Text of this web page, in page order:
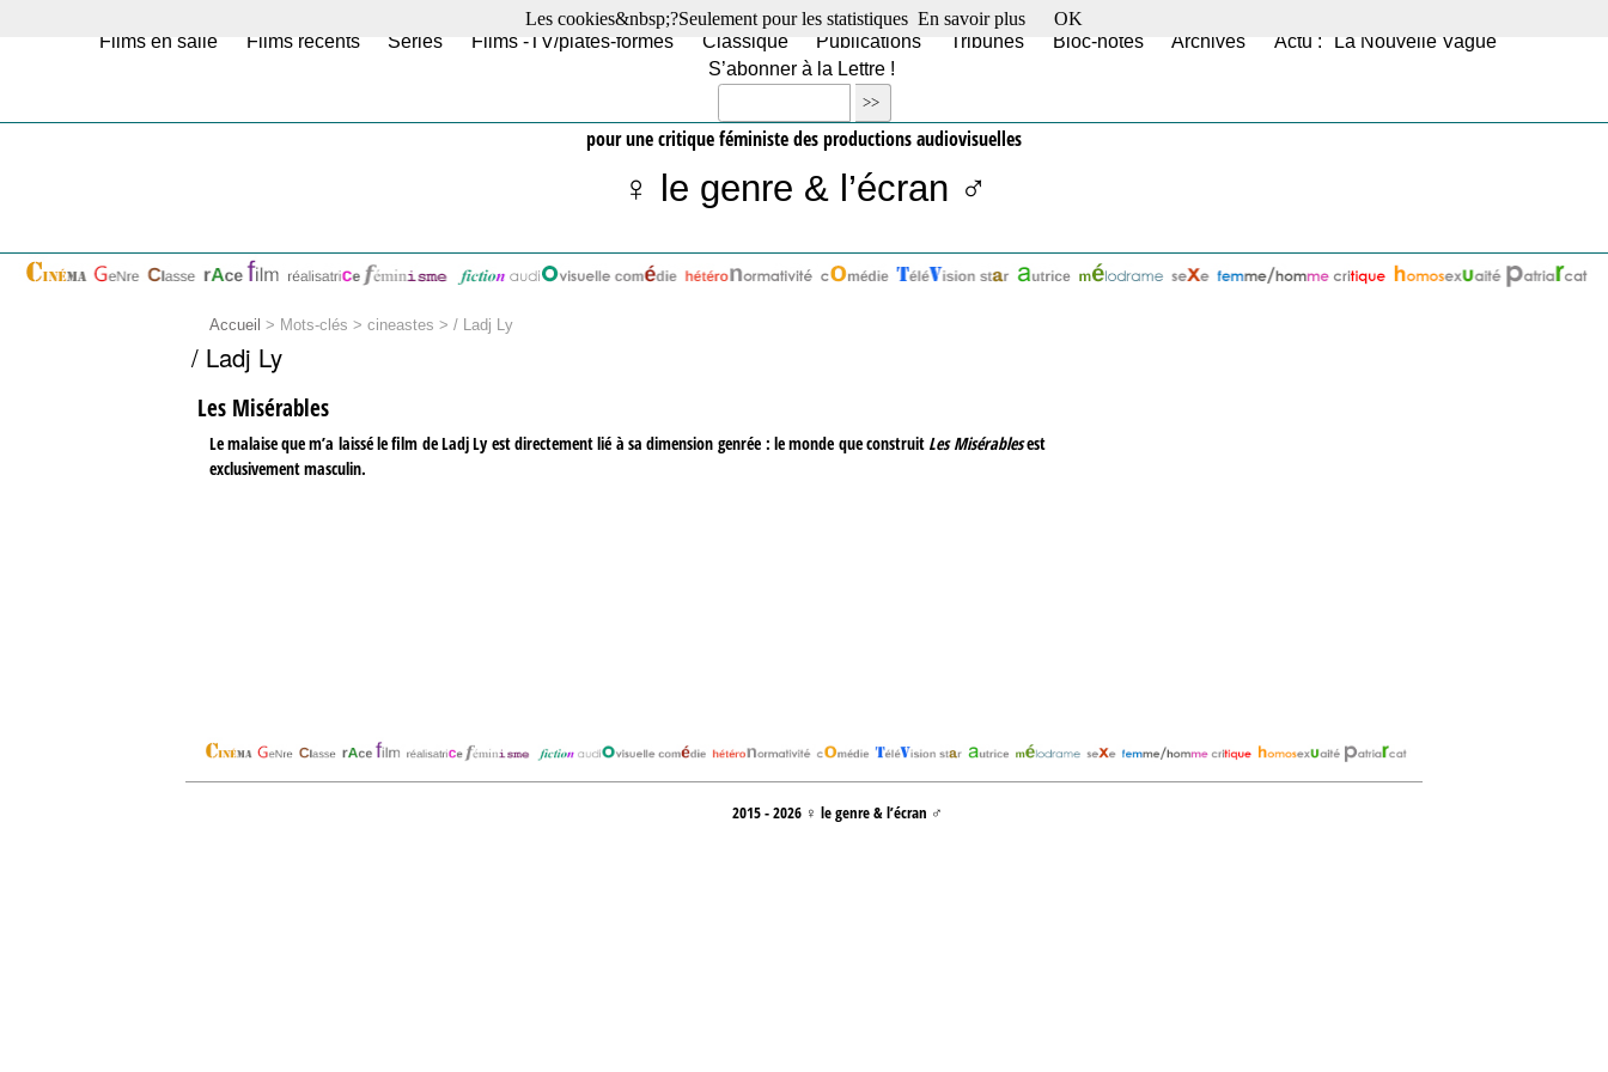
Films en salle Films récents Séries Films -TV/plates-formes Classique Publications Tribunes Bloc-notes Archives
Actu : "La Nouvelle Vague"
S’abonner à la Lettre !
pour une critique féministe des productions audiovisuelles
♀ le genre & l’écran ♂
Accueil > Mots-clés > cineastes > / Ladj Ly
/ Ladj Ly
Les Misérables
Le malaise que m’a laissé le film de Ladj Ly est directement lié à sa dimension genrée : le monde que construit Les Misérablesest
exclusivement masculin.
2015 - 2026 ♀ le genre & l’écran ♂
Les cookies&nbsp;?Seulement pour les statistiques En savoir plus OK